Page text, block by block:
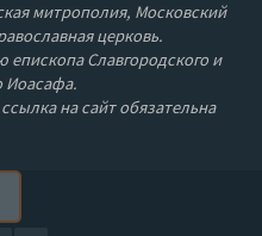
митрополия, Московский
церковь.
епископа Славгородского и
Иоасафа.
на сайт обязательна